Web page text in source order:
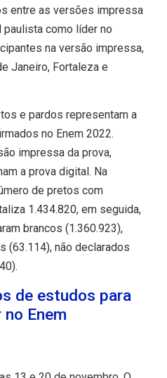
entre as versões impressa
paulista como líder no
na versão impressa,
Janeiro, Fortaleza e
e pardos representam a
no Enem 2022.
impressa da prova,
a prova digital. Na
de pretos com
1.434.820, em seguida,
brancos (1.360.923),
(63.114), não declarados
de estudos para
Enem